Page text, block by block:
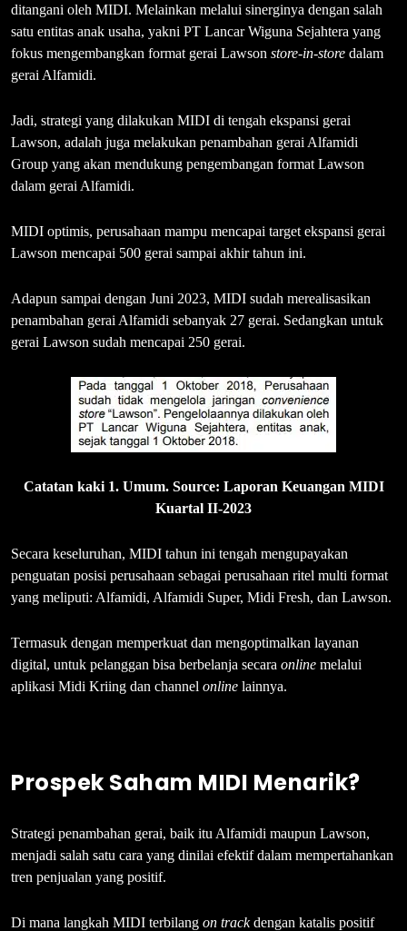
ditangani oleh MIDI. Melainkan melalui sinerginya dengan salah
satu entitas anak usaha, yakni PT Lancar Wiguna Sejahtera yang
fokus mengembangkan format gerai Lawson store-in-store dalam
gerai Alfamidi.
Jadi, strategi yang dilakukan MIDI di tengah ekspansi gerai
Lawson, adalah juga melakukan penambahan gerai Alfamidi
Group yang akan mendukung pengembangan format Lawson
dalam gerai Alfamidi.
MIDI optimis, perusahaan mampu mencapai target ekspansi gerai
Lawson mencapai 500 gerai sampai akhir tahun ini.
Adapun sampai dengan Juni 2023, MIDI sudah merealisasikan
penambahan gerai Alfamidi sebanyak 27 gerai. Sedangkan untuk
gerai Lawson sudah mencapai 250 gerai.
Catatan kaki 1. Umum. Source: Laporan Keuangan MIDI
Kuartal II-2023
Secara keseluruhan, MIDI tahun ini tengah mengupayakan
penguatan posisi perusahaan sebagai perusahaan ritel multi format
yang meliputi: Alfamidi, Alfamidi Super, Midi Fresh, dan Lawson.
Termasuk dengan memperkuat dan mengoptimalkan layanan
digital, untuk pelanggan bisa berbelanja secara online melalui
aplikasi Midi Kriing dan channel online lainnya.
Prospek Saham MIDI Menarik?
Strategi penambahan gerai, baik itu Alfamidi maupun Lawson,
menjadi salah satu cara yang dinilai efektif dalam mempertahankan
tren penjualan yang positif.
Di mana langkah MIDI terbilang on trackdengan katalis positif